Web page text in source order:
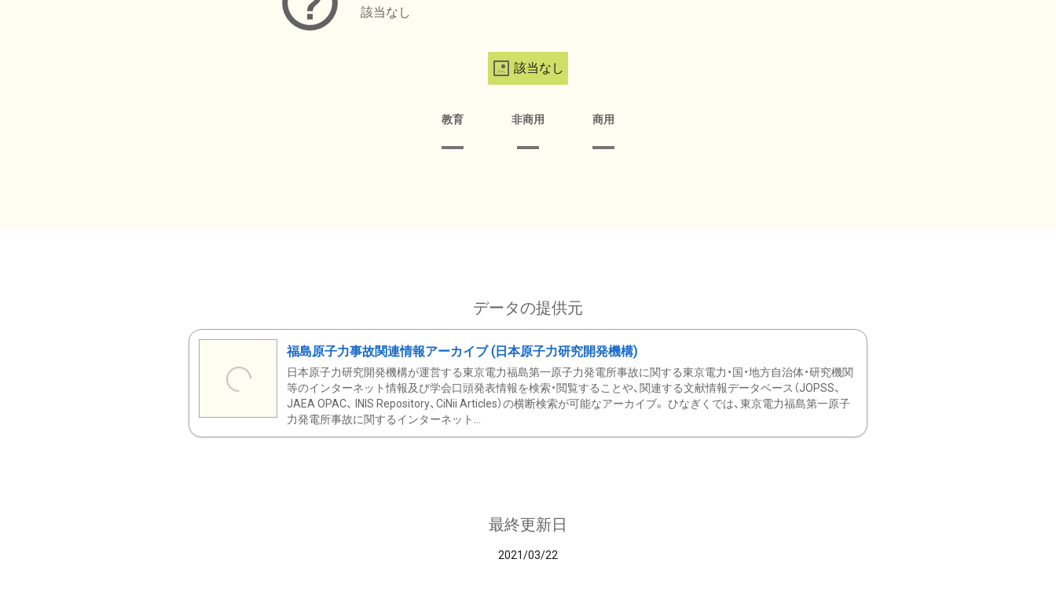
該当なし
該当なし
教育 非商用 商用
データの提供元
福島原子力事故関連情報アーカイブ (日本原子力研究開発機構)
日本原子力研究開発機構が運営する東京電力福島第一原子力発電所事故に関する東京電力・国・地方自治体・研究機関
等のインターネット情報及び学会口頭発表情報を検索・閲覧することや、関連する文献情報データベース（JOPSS、
JAEA OPAC、 INIS Repository、CiNii Articles）の横断検索が可能なアーカイブ。 ひなぎくでは、東京電力福島第一原子
力発電所事故に関するインターネット...
最終更新日
2021/03/22